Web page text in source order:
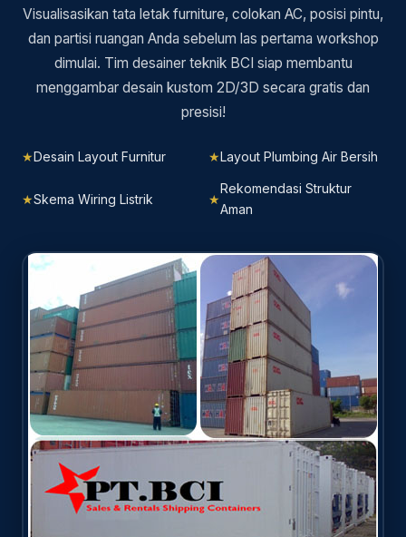
Visualisasikan tata letak furniture, colokan AC, posisi pintu,
dan partisi ruangan Anda sebelum las pertama workshop
dimulai. Tim desainer teknik BCI siap membantu
menggambar desain kustom 2D/3D secara gratis dan
presisi!
Desain Layout Furnitur Layout Plumbing Air Bersih
Skema Wiring Listrik
Rekomendasi Struktur
Aman